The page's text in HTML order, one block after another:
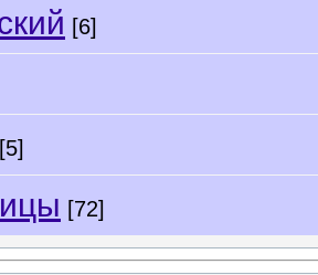
[6]
[5]
[72]